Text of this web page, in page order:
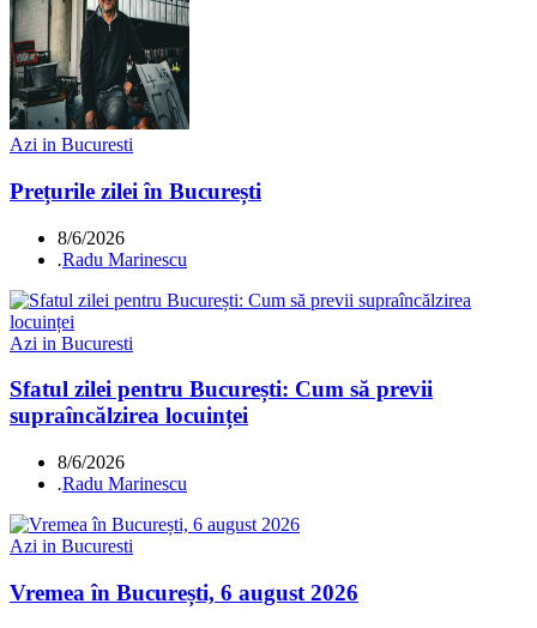
Azi in Bucuresti
Prețurile zilei în București
8/6/2026
.Radu Marinescu
Azi in Bucuresti
Sfatul zilei pentru București: Cum să previi
supraîncălzirea locuinței
8/6/2026
.Radu Marinescu
Azi in Bucuresti
Vremea în București, 6 august 2026